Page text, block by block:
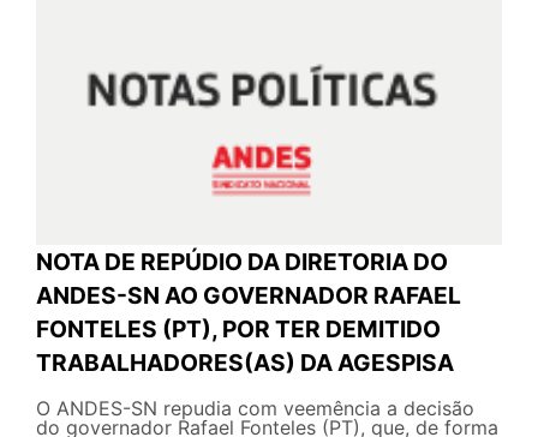
NOTA DE REPÚDIO DA DIRETORIA DO
ANDES-SN AO GOVERNADOR RAFAEL
FONTELES (PT), POR TER DEMITIDO
TRABALHADORES(AS) DA AGESPISA
O ANDES-SN repudia com veemência a decisão
do governador Rafael Fonteles (PT), que, de forma